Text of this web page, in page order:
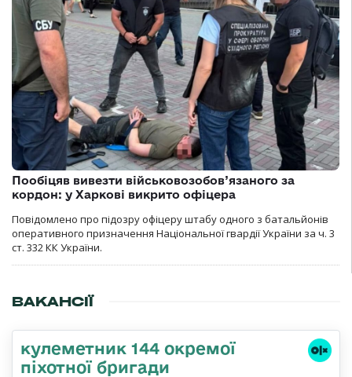
Пообіцяв вивезти військовозобов’язаного за
кордон: у Харкові викрито офіцера
Повідомлено про підозру офіцеру штабу одного з батальйонів
оперативного призначення Національної гвардії України за ч. 3
ст. 332 КК України.
ВАКАНСІЇ
кулеметник 144 окремої
піхотної бригади